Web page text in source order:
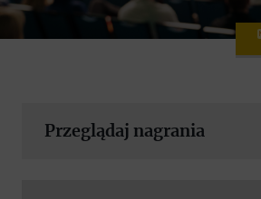
Przeglądaj nagrania